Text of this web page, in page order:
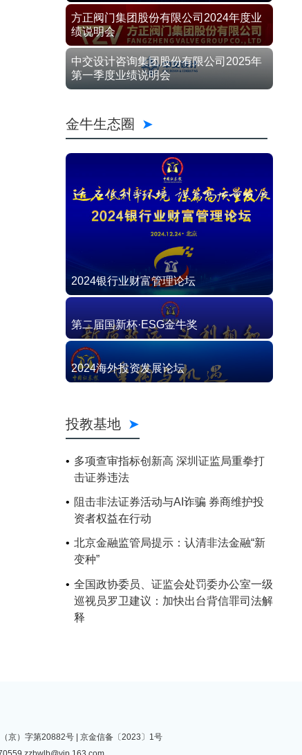
方正阀门集团股份有限公司2024年度业
绩说明会
中交设计咨询集团股份有限公司2025年
第一季度业绩说明会
金牛生态圈
2024银行业财富管理论坛
第二届国新杯·ESG金牛奖
2024海外投资发展论坛
投教基地
多项查审指标创新高 深圳证监局重拳打
击证券违法
阻击非法证券活动与AI诈骗 券商维护投
资者权益在行动
北京金融监管局提示：认清非法金融“新
变种”
全国政协委员、证监会处罚委办公室一级
巡视员罗卫建议：加快出台背信罪司法解
释
京）字第20882号 | 京金信备〔2023〕1号